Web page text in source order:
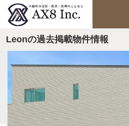
Leonの過去掲載物件情報